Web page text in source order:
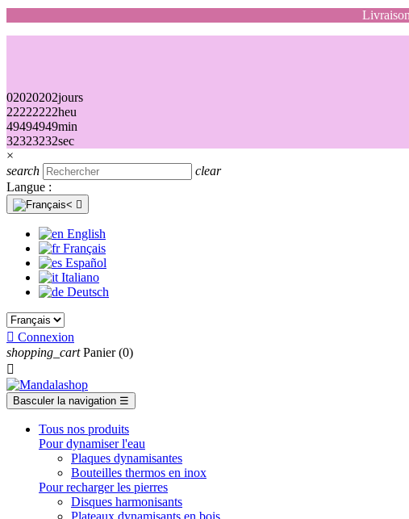
02020202jours
22222222heu
49494949min
32323232sec
×
search
clear
Langue :

English
Français
Español
Italiano
Deutsch
 Connexion
shopping_cart Panier (0)

Basculer la navigation ☰
Tous nos produits
Pour dynamiser l'eau
Plaques dynamisantes
Bouteilles thermos en inox
Pour recharger les pierres
Disques harmonisants
Plateaux dynamisants en bois